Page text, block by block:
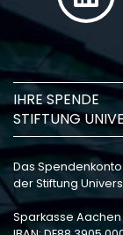
IHRE SPENDE
STIFTUNG
Das Spendenkonto
der Stiftung
Sparkasse Aachen